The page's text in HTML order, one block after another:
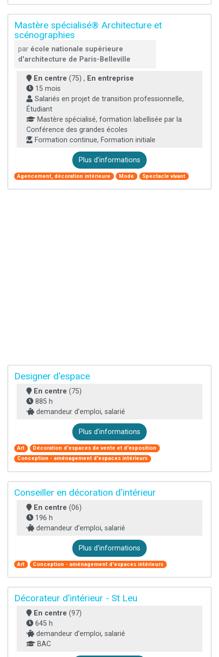
Mastère spécialisé® Architecture et
scénographies
par école nationale supérieure
d'architecture de Paris-Belleville
En centre (75) , En entreprise
15 mois
Salariés en projet de transition professionnelle,
Étudiant
Mastère spécialisé, formation labellisée par la
Conférence des grandes écoles
Formation continue, Formation initiale
Plus d'informations
Agencement, décoration intérieure Mode Spectacle vivant
Designer d'espace
En centre (75)
885 h
demandeur d’emploi, salarié
Plus d'informations
Art
Décoration d'espaces de vente et d'exposition
Conception - aménagement d'espaces intérieurs
Conseiller en décoration d'intérieur
En centre (06)
196 h
demandeur d’emploi, salarié
Plus d'informations
Art Conception - aménagement d'espaces intérieurs
Décorateur d'intérieur - St Leu
En centre (97)
645 h
demandeur d’emploi, salarié
BAC